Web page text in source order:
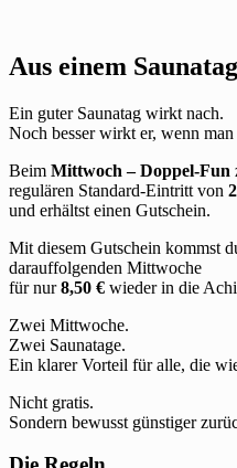
Aus einem
Ein guter Saunatag wirkt nach.
Noch besser wirkt er, wenn
Beim Mittwoch – Doppel-Fun
regulären Standard-Eintritt von
und erhältst einen Gutschein.
Mit diesem Gutschein kommst
darauffolgenden Mittwoche
für nur8,50 € wieder in die
Zwei Mittwoche.
Zwei Saunatage.
Ein klarer Vorteil für alle, die
Nicht gratis.
Sondern bewusst günstiger